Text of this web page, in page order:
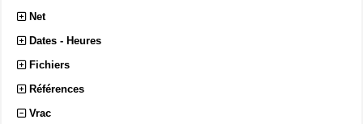
Net
Dates - Heures
Fichiers
Références
Vrac